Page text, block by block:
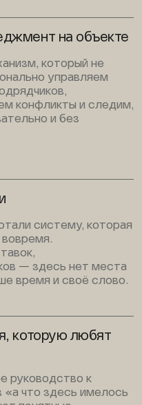
на объекте
который не
управляем
конфликты и следим,
и без
систему, которая
— здесь нет места
время и своё слово.
которую любят
руководство к
«а что здесь имелось